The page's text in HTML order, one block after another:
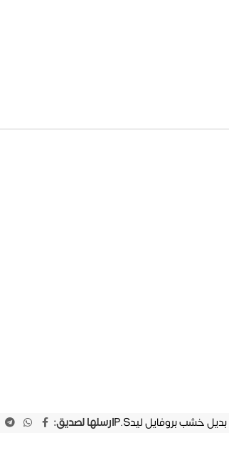
بديل خشب بروفايل ليدP.S ارسلها لصديق: